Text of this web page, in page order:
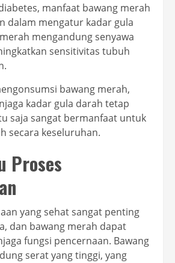
manfaat bawang merah
dalam mengatur kadar gula
mengandung senyawa
sensitivitas tubuh
bawang merah,
kadar gula darah tetap
saja sangat bermanfaat untuk
secara keseluruhan.
Proses
yang sehat sangat penting
dan bawang merah dapat
fungsi pencernaan. Bawang
serat yang tinggi, yang